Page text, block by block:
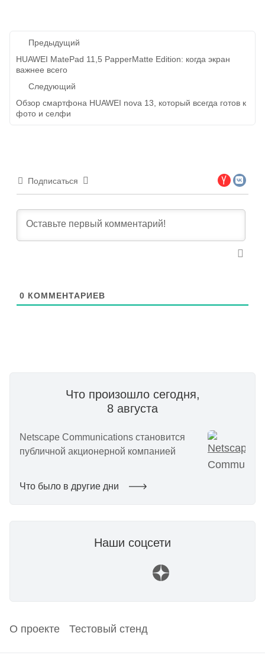
Навигация
по
записям
Предыдущий
HUAWEI MatePad 11,5 PapperMatte Edition: когда экран
важнее всего
Следующий
Обзор смартфона HUAWEI nova 13, который всегда готов к
фото и селфи
Подписаться
0 КОММЕНТАРИЕВ
Что произошло сегодня,
8 августа
Netscape Communications становится
публичной акционерной компанией
Что было в другие дни
Наши соцсети
О проекте Тестовый стенд